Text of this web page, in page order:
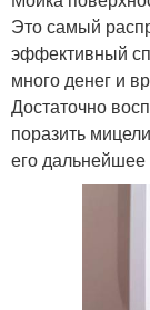
Это самый
эффективный
много денег и
Достаточно
поразить
его